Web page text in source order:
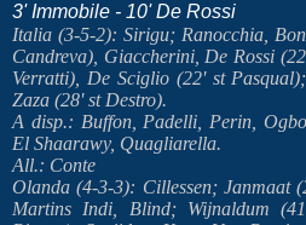
3' Immobile - 10' De Rossi
Italia (3-5-2): Sirigu; Ranocchia,
Candreva), Giaccherini, De Rossi
Verratti), De Sciglio (22' st
Zaza (28' st Destro).
A disp.: Buffon, Padelli, Perin,
El Shaarawy, Quagliarella.
All.: Conte
Olanda (4-3-3): Cillessen; Janmaat
Martins Indi, Blind; Wijnaldum